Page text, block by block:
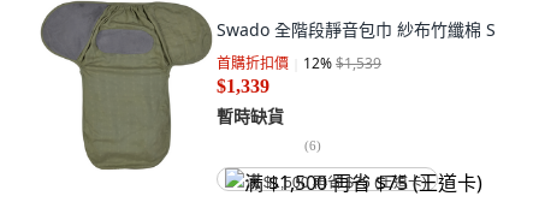
Swado 全階段靜音包巾 紗布竹纖棉 S
首購折扣價 12%$1,539
$1,339
暫時缺貨
(6)
满 $1,500 再省 $75 (王道卡)